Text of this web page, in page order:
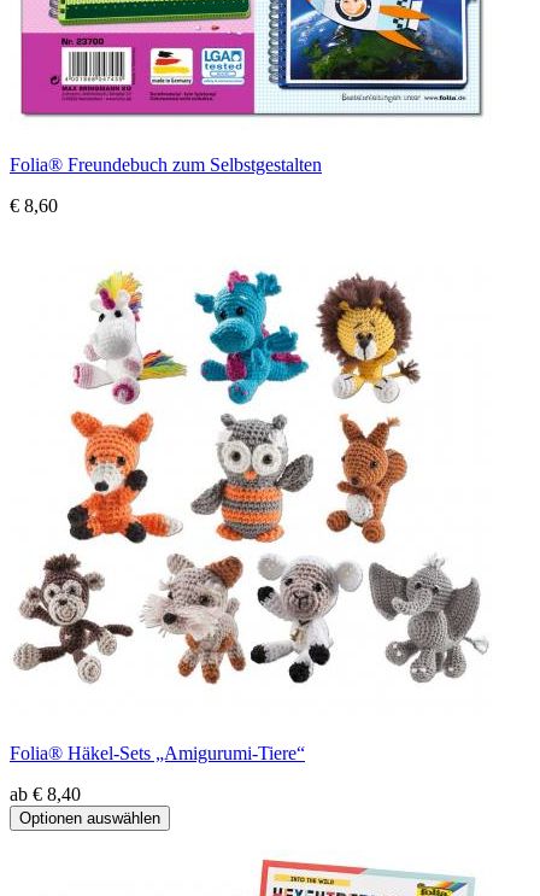
Folia® Freundebuch zum Selbstgestalten
€ 8,60
Folia® Häkel-Sets „Amigurumi-Tiere“
ab € 8,40